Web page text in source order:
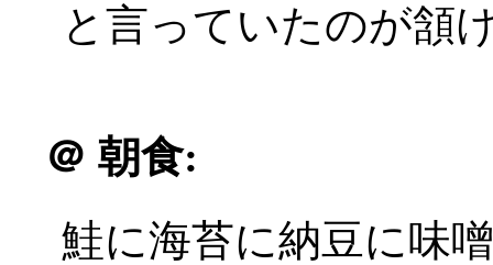
と言っていたのが頷
＠ 朝食:
鮭に海苔に納豆に味